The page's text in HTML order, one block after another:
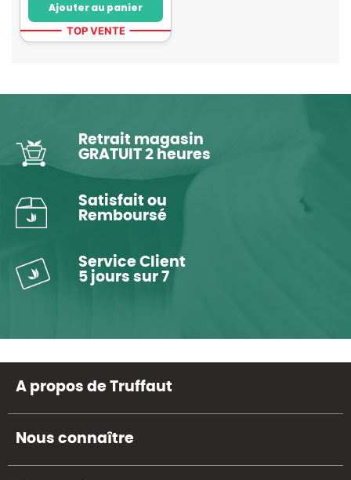
Ajouter au panier
TOP VENTE
Retrait magasin
GRATUIT 2 heures
Satisfait ou
Remboursé
Service Client
5 jours sur 7
A propos de Truffaut
Nous connaître